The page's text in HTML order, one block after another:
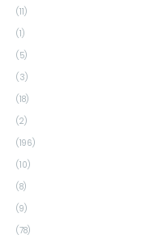
(11)
(1)
(5)
(3)
(18)
(2)
(196)
(10)
(8)
(9)
(78)